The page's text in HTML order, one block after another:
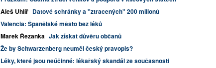
Aleš Uhlíř Datové schránky a "ztracených" 200 milionů
Valencia: Španělské město bez léků
Marek Řezanka Jak získat důvěru občanů
Že by Schwarzenberg neuměl český pravopis?
Léky, které jsou neúčinné: lékařský skandál ze současnosti